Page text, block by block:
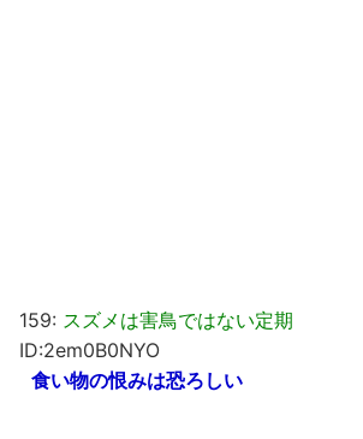
159: スズメは害鳥ではない定期
ID:2em0B0NYO
食い物の恨みは恐ろしい